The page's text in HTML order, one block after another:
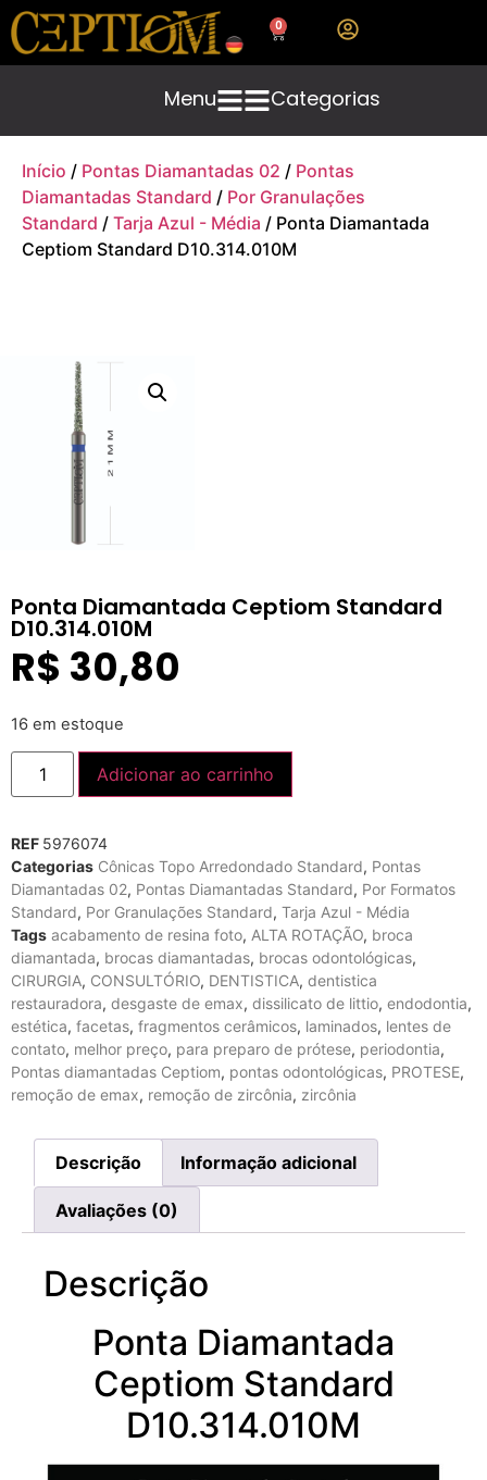
0
Menu Categorias
Início / Pontas Diamantadas 02 / Pontas
Diamantadas Standard / Por Granulações
Standard / Tarja Azul - Média / Ponta Diamantada
Ceptiom Standard D10.314.010M
Ponta Diamantada Ceptiom Standard
D10.314.010M
R$ 30,80
16 em estoque
Adicionar ao carrinho
REF 5976074
Categorias Cônicas Topo Arredondado Standard, Pontas
Diamantadas 02, Pontas Diamantadas Standard, Por Formatos
Standard, Por Granulações Standard, Tarja Azul - Média
Tags acabamento de resina foto, ALTA ROTAÇÃO, broca
diamantada, brocas diamantadas, brocas odontológicas,
CIRURGIA, CONSULTÓRIO, DENTISTICA, dentistica
restauradora, desgaste de emax, dissilicato de littio, endodontia,
estética, facetas, fragmentos cerâmicos, laminados, lentes de
contato, melhor preço, para preparo de prótese, periodontia,
Pontas diamantadas Ceptiom, pontas odontológicas, PROTESE,
remoção de emax, remoção de zircônia, zircônia
Descrição Informação adicional
Avaliações (0)
Descrição
Ponta Diamantada
Ceptiom Standard
D10.314.010M